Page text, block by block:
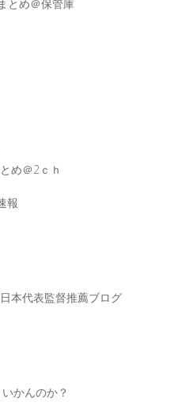
とめ＠保管庫
め＠2ｃｈ
報
本代表監督推薦ブログ
かんのか？